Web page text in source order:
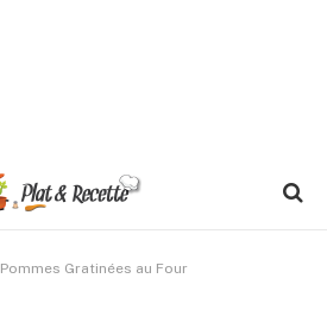
Pommes Gratinées au Four